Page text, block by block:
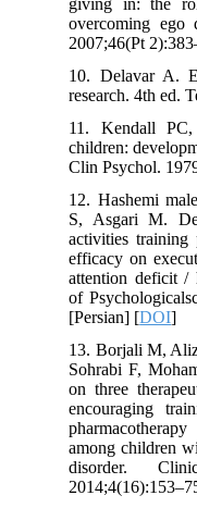
giving in: the
overcoming
2007;46(Pt
10. Delavar A.
research. 4th ed.
11. Kendall
children:
Clin Psychol.
12. Hashemi
S, Asgari M.
activities
efficacy on
attention deficit
of
[Persian] [DOI
13. Borjali M,
Sohrabi F,
on three
encouraging
among children
disorder.